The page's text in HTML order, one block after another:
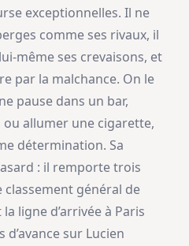
exceptionnelles. Il ne
comme ses rivaux, il
même ses crevaisons, et
par la malchance. On le
pause dans un bar,
allumer une cigarette,
détermination. Sa
: il remporte trois
classement général de
ligne d’arrivée à Paris
sur Lucien